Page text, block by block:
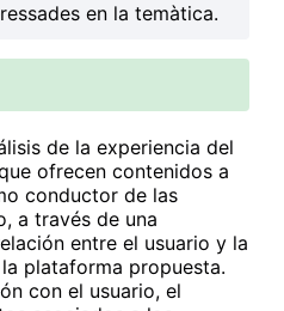
en la temàtica.
de la experiencia del
ofrecen contenidos a
conductor de las
a través de una
entre el usuario y la
plataforma propuesta.
con el usuario, el